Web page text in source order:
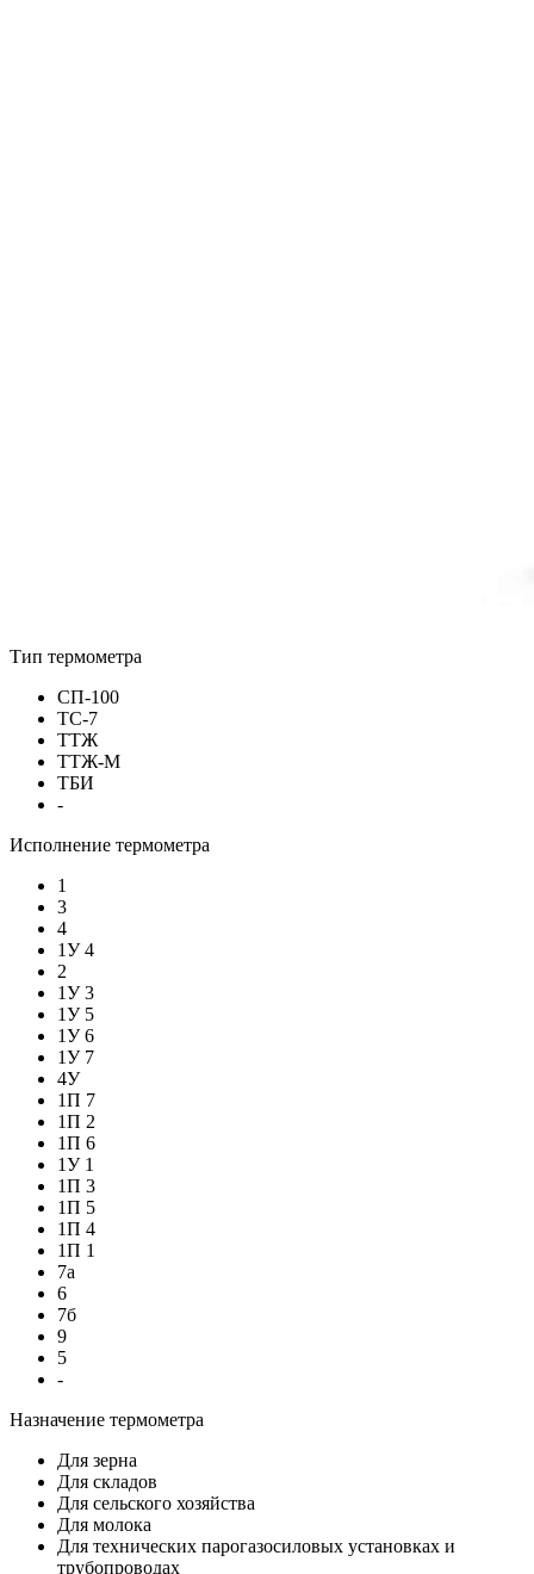
Тип термометра
СП-100
ТС-7
ТТЖ
ТТЖ-М
ТБИ
-
Исполнение термометра
1
3
4
1У 4
2
1У 3
1У 5
1У 6
1У 7
4У
1П 7
1П 2
1П 6
1У 1
1П 3
1П 5
1П 4
1П 1
7а
6
7б
9
5
-
Назначение термометра
Для зерна
Для складов
Для сельского хозяйства
Для молока
Для технических парогазосиловых установках и
трубопроводах